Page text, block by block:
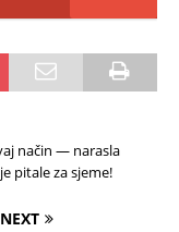
način — narasla
pitale za sjeme!
NEXT